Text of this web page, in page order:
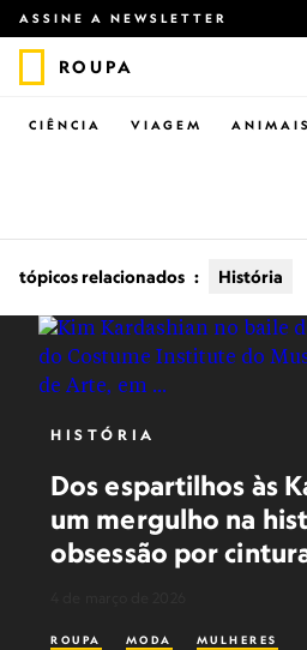
ASSINE A NEWSLETTER
ROUPA
CIÊNCIA VIAGEM ANIMAIS
tópicos relacionados : História
HISTÓRIA
Dos espartilhos às
um mergulho na
obsessão por
ROUPA MODA MULHERES